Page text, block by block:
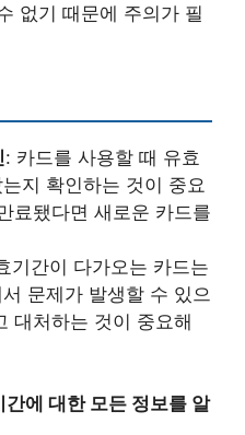
없기 때문에 주의가 필
: 카드를 사용할 때 유효
지 확인하는 것이 중요
료됐다면 새로운 카드를
기간이 다가오는 카드는
문제가 발생할 수 있으
대처하는 것이 중요해
에 대한 모든 정보를 알